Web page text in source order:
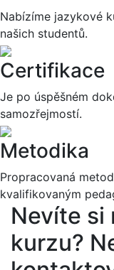
Nabízíme jazykové
našich studentů.
Certifikace
Je po úspěšném
samozřejmostí.
Metodika
Propracovaná
kvalifikovaným
Nevíte si
kurzu?